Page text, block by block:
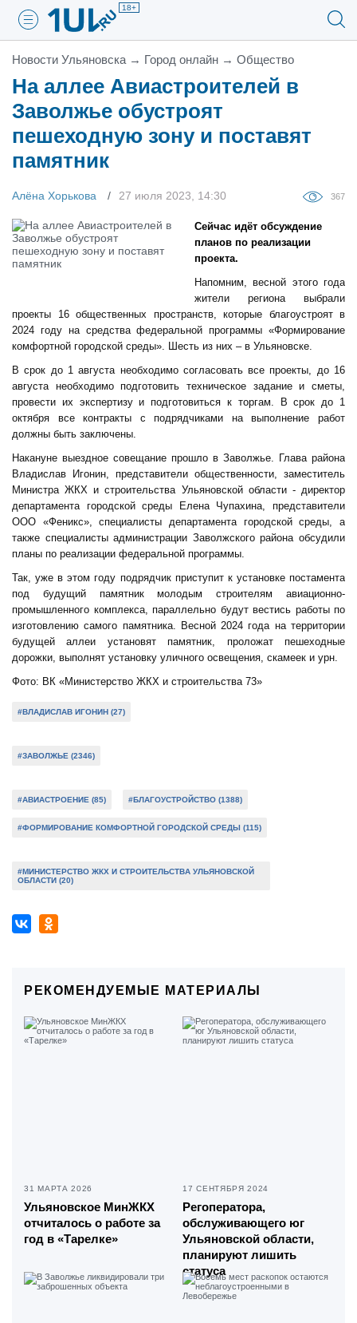
18+
Новости Ульяновска → Город онлайн → Общество
На аллее Авиастроителей в
Заволжье обустроят
пешеходную зону и поставят
памятник
Алёна Хорькова 27 июля 2023, 14:30 367
Сейчас идёт обсуждение
планов по реализации
проекта.
Напомним, весной этого года
жители региона выбрали
проекты 16 общественных пространств, которые благоустроят в
2024 году на средства федеральной программы «Формирование
комфортной городской среды». Шесть из них – в Ульяновске.
В срок до 1 августа необходимо согласовать все проекты, до 16
августа необходимо подготовить техническое задание и сметы,
провести их экспертизу и подготовиться к торгам. В срок до 1
октября все контракты с подрядчиками на выполнение работ
должны быть заключены.
Накануне выездное совещание прошло в Заволжье. Глава района
Владислав Игонин, представители общественности, заместитель
Министра ЖКХ и строительства Ульяновской области - директор
департамента городской среды Елена Чупахина, представители
ООО «Феникс», специалисты департамента городской среды, а
также специалисты администрации Заволжского района обсудили
планы по реализации федеральной программы.
Так, уже в этом году подрядчик приступит к установке постамента
под будущий памятник молодым строителям авиационно-
промышленного комплекса, параллельно будут вестись работы по
изготовлению самого памятника. Весной 2024 года на территории
будущей аллеи установят памятник, проложат пешеходные
дорожки, выполнят установку уличного освещения, скамеек и урн.
Фото: ВК «Министерство ЖКХ и строительства 73»
#ВЛАДИСЛАВ ИГОНИН (27)
#ЗАВОЛЖЬЕ (2346)
#АВИАСТРОЕНИЕ (85) #БЛАГОУСТРОЙСТВО (1388)
#ФОРМИРОВАНИЕ КОМФОРТНОЙ ГОРОДСКОЙ СРЕДЫ (115)
#МИНИСТЕРСТВО ЖКХ И СТРОИТЕЛЬСТВА УЛЬЯНОВСКОЙ
ОБЛАСТИ (20)
РЕКОМЕНДУЕМЫЕ МАТЕРИАЛЫ
31 МАРТА 2026
Ульяновское МинЖКХ
отчиталось о работе за
год в «Тарелке»
17 СЕНТЯБРЯ 2024
Регоператора,
обслуживающего юг
Ульяновской области,
планируют лишить
статуса